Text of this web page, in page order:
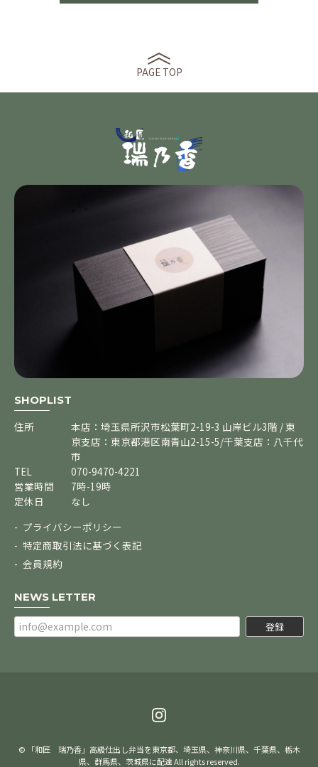
PAGE TOP
SHOPLIST
住所
本店：埼玉県所沢市松葉町2-19-3 山岸ビル3階 / 東
京支店：東京都港区南青山2-15-5/千葉支店：八千代
市
TEL
070-9470-4221
営業時間
7時-19時
定休日
なし
プライバシーポリシー
特定商取引法に基づく表記
会員規約
NEWS LETTER
登録
© 「和匠 瑞乃香」高級仕出し弁当を東京都、埼玉県、神奈川県、千葉県、栃木
県、群馬県、茨城県に配達 All rights reserved.